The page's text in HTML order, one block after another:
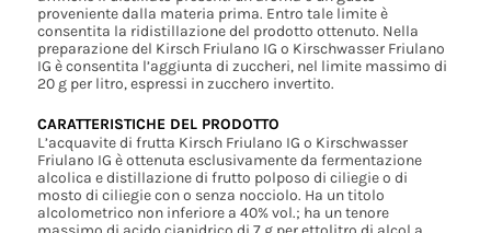
proveniente dalla materia prima. Entro tale limite è
consentita la ridistillazione del prodotto ottenuto. Nella
preparazione del Kirsch Friulano IG o Kirschwasser Friulano
IG è consentita l’aggiunta di zuccheri, nel limite massimo di
20 g per litro, espressi in zucchero invertito.
CARATTERISTICHE DEL PRODOTTO
L’acquavite di frutta Kirsch Friulano IG o Kirschwasser
Friulano IG è ottenuta esclusivamente da fermentazione
alcolica e distillazione di frutto polposo di ciliegie o di
mosto di ciliegie con o senza nocciolo. Ha un titolo
alcolometrico non inferiore a 40% vol.; ha un tenore